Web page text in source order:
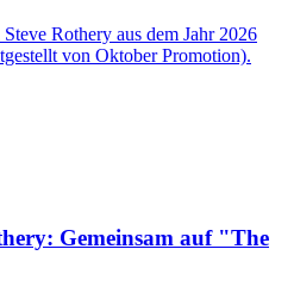
Gemeinsam auf "The